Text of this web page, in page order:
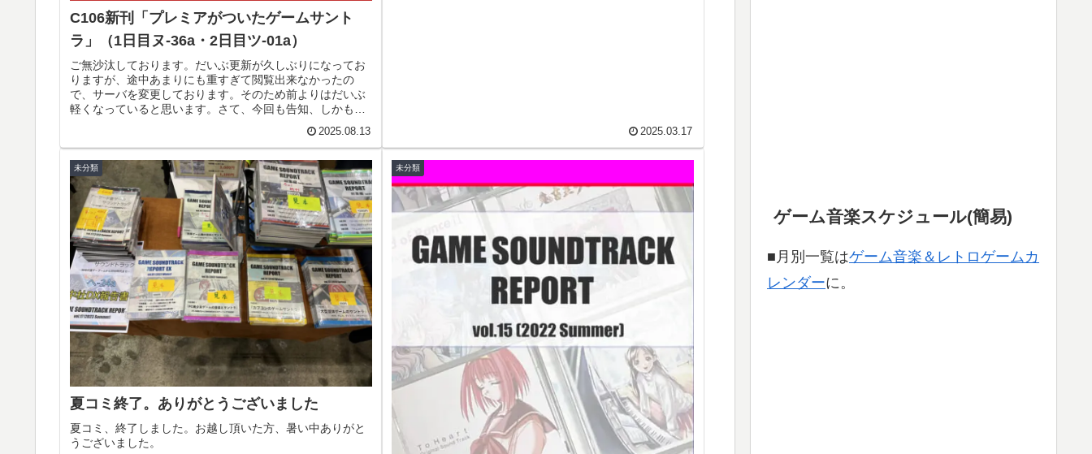
C106新刊「プレミアがついたゲームサント
ラ」（1日目ヌ-36a・2日目ツ-01a）
ご無沙汰しております。だいぶ更新が久しぶりになってお
りますが、途中あまりにも重すぎて閲覧出来なかったの
で、サーバを変更しております。そのため前よりはだいぶ
軽くなっていると思います。さて、今回も告知、しかも直
2025.08.13 2025.03.17
未分類
夏コミ終了。ありがとうございました
夏コミ、終了しました。お越し頂いた方、暑い中ありがと
うございました。
未分類
ゲーム音楽スケジュール(簡易)
■月別一覧はゲーム音楽＆レトロゲームカ
レンダーに。